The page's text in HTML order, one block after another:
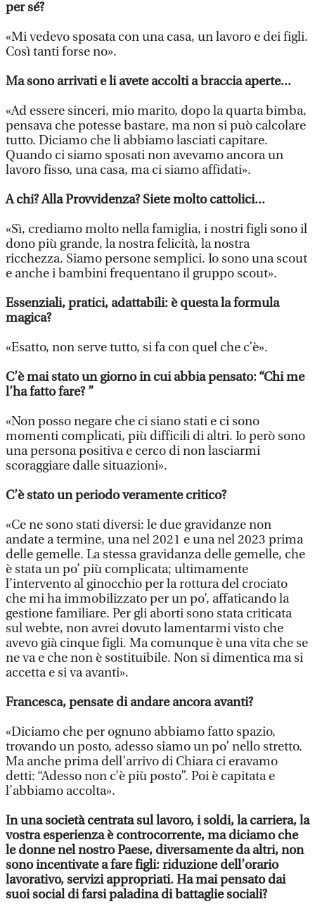
per sé?
«Mi vedevo sposata con una casa, un lavoro e dei figli.
Così tanti forse no».
Ma sono arrivati e li avete accolti a braccia aperte...
«Ad essere sinceri, mio marito, dopo la quarta bimba,
pensava che potesse bastare, ma non si può calcolare
tutto. Diciamo che li abbiamo lasciati capitare.
Quando ci siamo sposati non avevamo ancora un
lavoro fisso, una casa, ma ci siamo affidati».
A chi? Alla Provvidenza? Siete molto cattolici...
«Sì, crediamo molto nella famiglia, i nostri figli sono il
dono più grande, la nostra felicità, la nostra
ricchezza. Siamo persone semplici. Io sono una scout
e anche i bambini frequentano il gruppo scout».
Essenziali, pratici, adattabili: è questa la formula
magica?
«Esatto, non serve tutto, si fa con quel che c’è».
C’è mai stato un giorno in cui abbia pensato: “Chi me
l’ha fatto fare? ”
«Non posso negare che ci siano stati e ci sono
momenti complicati, più difficili di altri. Io però sono
una persona positiva e cerco di non lasciarmi
scoraggiare dalle situazioni».
C’è stato un periodo veramente critico?
«Ce ne sono stati diversi: le due gravidanze non
andate a termine, una nel 2021 e una nel 2023 prima
delle gemelle. La stessa gravidanza delle gemelle, che
è stata un po’ più complicata; ultimamente
l’intervento al ginocchio per la rottura del crociato
che mi ha immobilizzato per un po’, affaticando la
gestione familiare. Per gli aborti sono stata criticata
sul webte, non avrei dovuto lamentarmi visto che
avevo già cinque figli. Ma comunque è una vita che se
ne va e che non è sostituibile. Non si dimentica ma si
accetta e si va avanti».
Francesca, pensate di andare ancora avanti?
«Diciamo che per ognuno abbiamo fatto spazio,
trovando un posto, adesso siamo un po’ nello stretto.
Ma anche prima dell’arrivo di Chiara ci eravamo
detti: “Adesso non c’è più posto”. Poi è capitata e
l’abbiamo accolta».
In una società centrata sul lavoro, i soldi, la carriera, la
vostra esperienza è controcorrente, ma diciamo che
le donne nel nostro Paese, diversamente da altri, non
sono incentivate a fare figli: riduzione dell’orario
lavorativo, servizi appropriati. Ha mai pensato dai
suoi social di farsi paladina di battaglie sociali?